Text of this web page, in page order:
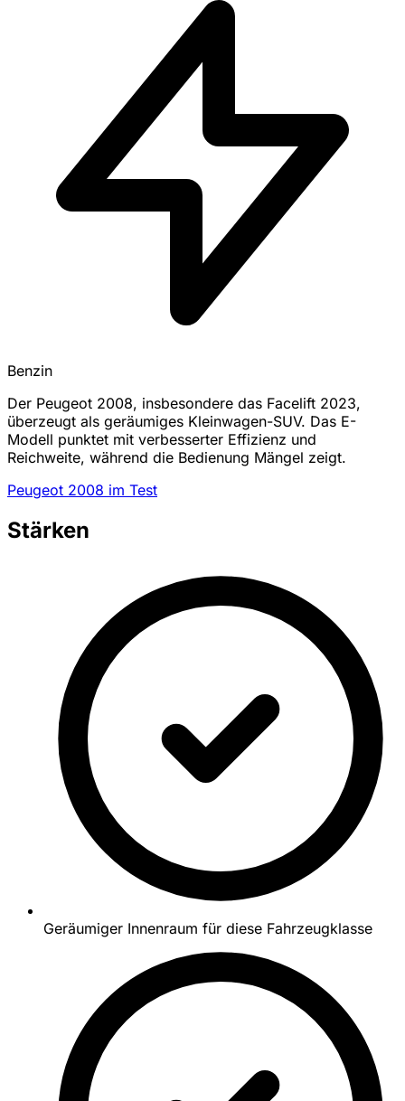
Benzin
Der Peugeot 2008, insbesondere das Facelift 2023,
überzeugt als geräumiges Kleinwagen-SUV. Das E-
Modell punktet mit verbesserter Effizienz und
Reichweite, während die Bedienung Mängel zeigt.
Peugeot 2008 im Test
Stärken
Geräumiger Innenraum für diese Fahrzeugklasse